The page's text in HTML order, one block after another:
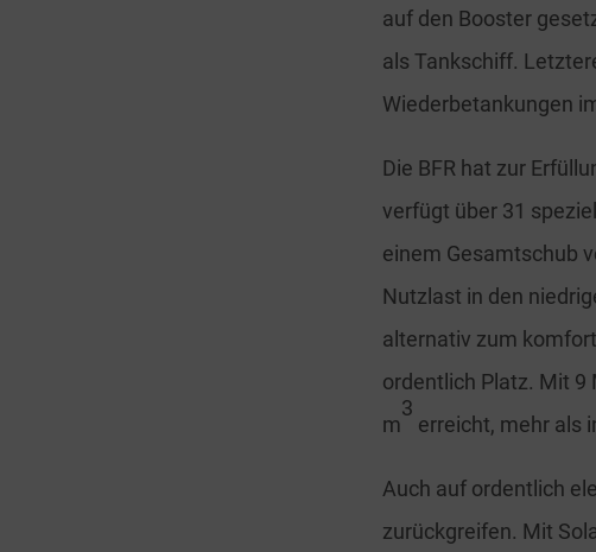
auf den Booster
als Tankschiff.
Wiederbetankungen
Die BFR hat zur
verfügt über 31
einem Gesamtschub
Nutzlast in den
alternativ zum
ordentlich Platz. Mit 9
m
3
erreicht, mehr als
Auch auf ordentlich
zurückgreifen. Mit